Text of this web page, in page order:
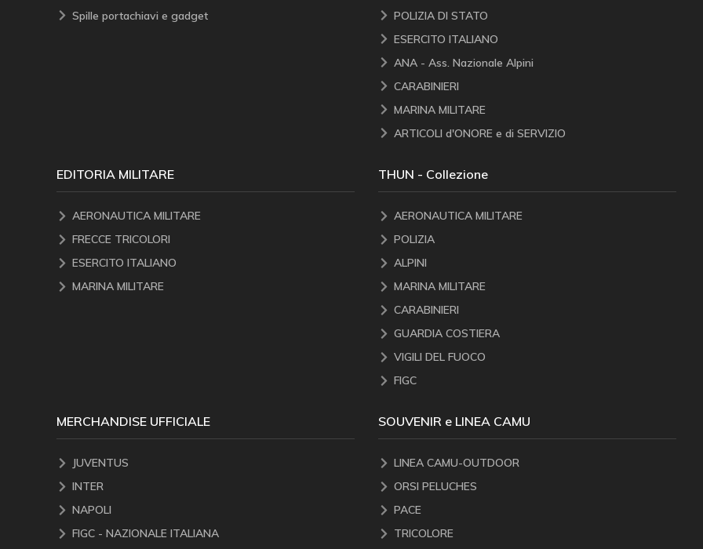
Spille portachiavi e gadget
POLIZIA DI STATO
ESERCITO ITALIANO
ANA - Ass. Nazionale Alpini
CARABINIERI
MARINA MILITARE
ARTICOLI d'ONORE e di SERVIZIO
EDITORIA MILITARE
AERONAUTICA MILITARE
FRECCE TRICOLORI
ESERCITO ITALIANO
MARINA MILITARE
THUN - Collezione
AERONAUTICA MILITARE
POLIZIA
ALPINI
MARINA MILITARE
CARABINIERI
GUARDIA COSTIERA
VIGILI DEL FUOCO
FIGC
MERCHANDISE UFFICIALE
JUVENTUS
INTER
NAPOLI
FIGC - NAZIONALE ITALIANA
SOUVENIR e LINEA CAMU
LINEA CAMU-OUTDOOR
ORSI PELUCHES
PACE
TRICOLORE